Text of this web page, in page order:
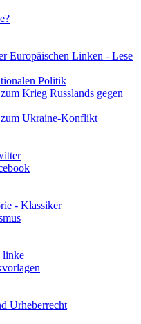
Europäischen Linken - Lese
Politik
Krieg Russlands gegen
Ukraine-Konflikt
- Klassiker
linke
Urheberrecht